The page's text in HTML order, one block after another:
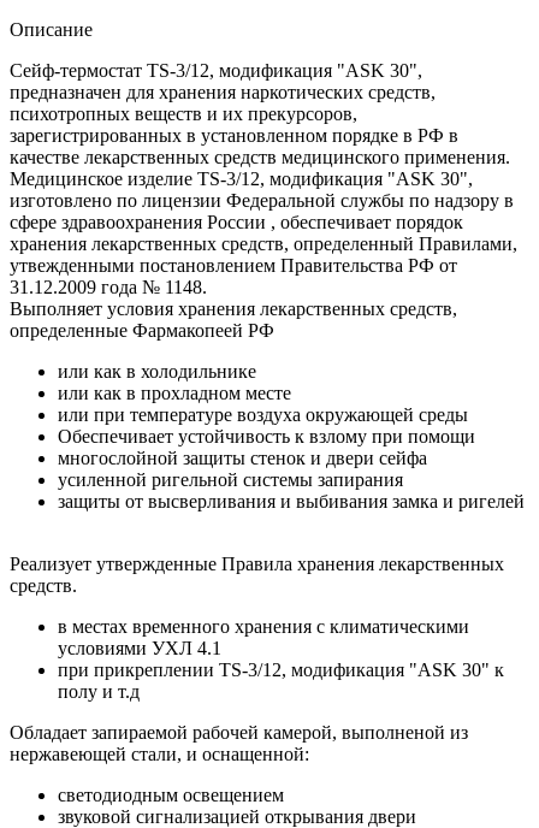
Описание
Сейф-термостат TS-3/12, модификация "ASK 30",
предназначен для хранения наркотических средств,
психотропных веществ и их прекурсоров,
зарегистрированных в установленном порядке в РФ в
качестве лекарственных средств медицинского применения.
Медицинское изделие TS-3/12, модификация "ASK 30",
изготовлено по лицензии Федеральной службы по надзору в
сфере здравоохранения России , обеспечивает порядок
хранения лекарственных средств, определенный Правилами,
утвежденными постановлением Правительства РФ от
31.12.2009 года № 1148.
Выполняет условия хранения лекарственных средств,
определенные Фармакопеей РФ
или как в холодильнике
или как в прохладном месте
или при температуре воздуха окружающей среды
Обеспечивает устойчивость к взлому при помощи
многослойной защиты стенок и двери сейфа
усиленной ригельной системы запирания
защиты от высверливания и выбивания замка и ригелей
Реализует утвержденные Правила хранения лекарственных
средств.
в местах временного хранения с климатическими
условиями УХЛ 4.1
при прикреплении TS-3/12, модификация "ASK 30" к
полу и т.д
Обладает запираемой рабочей камерой, выполненой из
нержавеющей стали, и оснащенной:
светодиодным освещением
звуковой сигнализацией открывания двери